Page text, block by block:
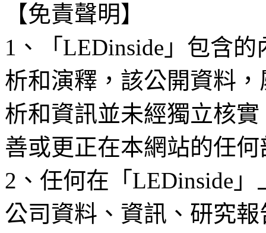
【免責聲明】
1、「LEDinside」包含
析和演釋，該公開資料
析和資訊並未經獨立核
善或更正在本網站的任
2、任何在「LEDinside
公司資料、資訊、研究